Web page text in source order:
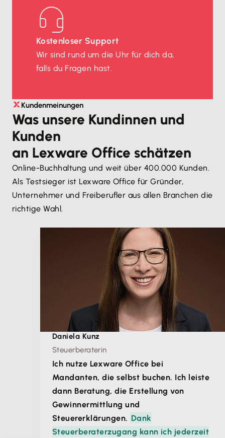
Kostenloser Support
Wir sind rund um die Uhr für dich da,
falls du Fragen hast.
Kundenmeinungen
Was unsere Kundinnen und
Kunden
an Lexware Office schätzen
Online-Buchhaltung und weit über 400.000 Kunden.
Als Testsieger ist Lexware Office für Gründer,
Unternehmer und Freiberufler aus allen Branchen die
richtige Wahl.
Daniela Kunz
Steuerberaterin
Ich nutze Lexware Office bei
Mandanten, die selbst buchen. Ich leiste
dann Beratung, die Erstellung von
Gewinnermittlung und
Steuererklärungen. Dank
Steuerberaterzugang kann ich jederzeit